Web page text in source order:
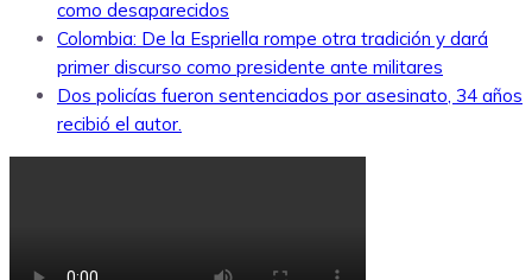
como desaparecidos
Colombia: De la Espriella rompe otra tradición y dará
primer discurso como presidente ante militares
Dos policías fueron sentenciados por asesinato, 34 años
recibió el autor.